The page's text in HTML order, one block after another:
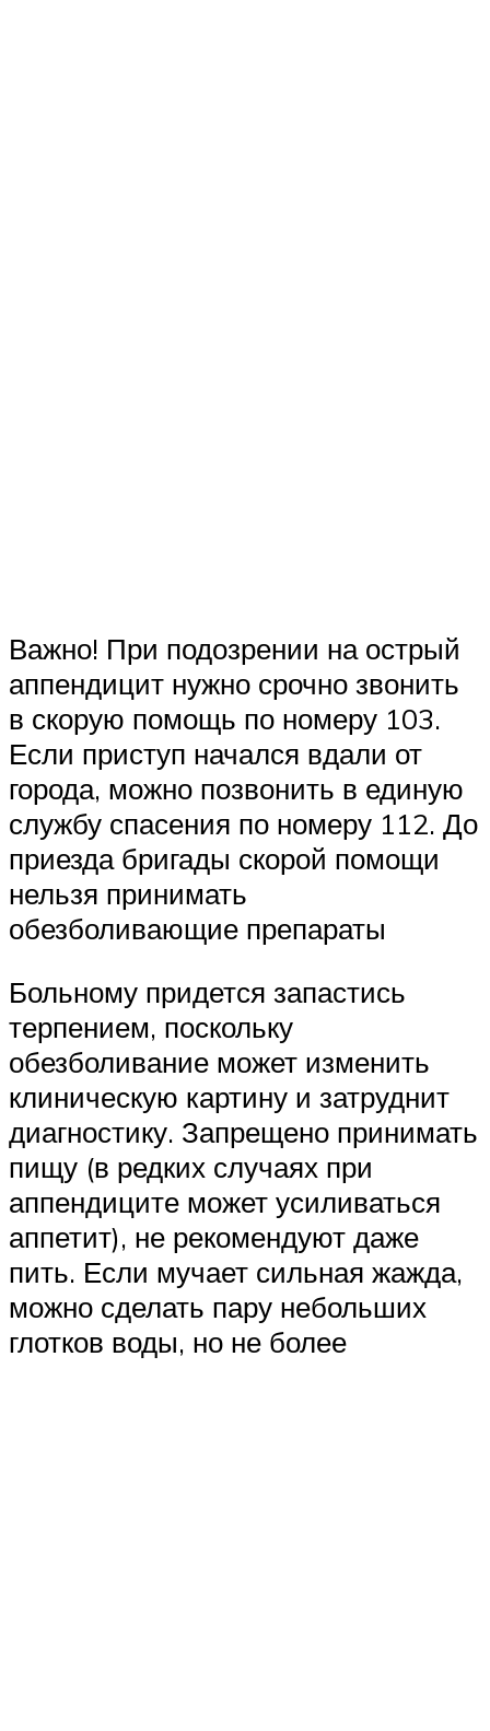
Важно! При подозрении на острый
аппендицит нужно срочно звонить
в скорую помощь по номеру 103.
Если приступ начался вдали от
города, можно позвонить в единую
службу спасения по номеру 112. До
приезда бригады скорой помощи
нельзя принимать
обезболивающие препараты
Больному придется запастись
терпением, поскольку
обезболивание может изменить
клиническую картину и затруднит
диагностику. Запрещено принимать
пищу (в редких случаях при
аппендиците может усиливаться
аппетит), не рекомендуют даже
пить. Если мучает сильная жажда,
можно сделать пару небольших
глотков воды, но не более